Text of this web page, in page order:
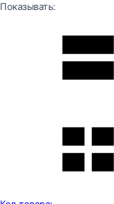
Показывать: